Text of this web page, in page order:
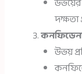
দক্ষতা
উভয়